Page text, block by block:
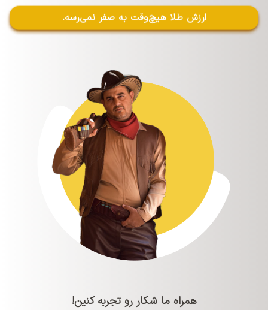
ارزش طلا هیچ‌وقت به صفر نمی‌رسه.
همراه ما شکارطلارو تجربه کنین!